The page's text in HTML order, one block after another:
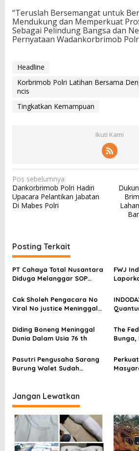
“Teruslah Bersemangat untuk
Mendukung dan Memperkuat
Sebagai Pelindung Bangsa dan
Pernyataan Wadankorbrimob
Headline
Korbrimob Polri Latihan Bersama
ncis
Tingkatkan Kemampuan
Ikuti Kami
N
a
v
a
s
i
o
s
Pos sebelumnya
Dankorbrimob Polri Hadiri
Upacara Pelantikan Jabatan
Di Mabes Polri
Posting Terkait
PT Cahaya Total Nusantara
Diduga Melanggar SOP
Kerja Hingga meninggal
Dunia, Kluarga Korban
Merasa Di abaikan
FWJ
Cak Sholeh Pengacara No
Viral No justice Meninggal
Diding Boneng Meninggal
Dunia Dalam Usia 76 th
The
Bunga,
Pasutri Pengusaha Sarang
Burung Walet Sudah
Segera Lakukan Penahanan
Jangan Lewatkan